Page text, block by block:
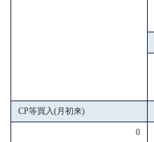
CP等買入(月初来)
0